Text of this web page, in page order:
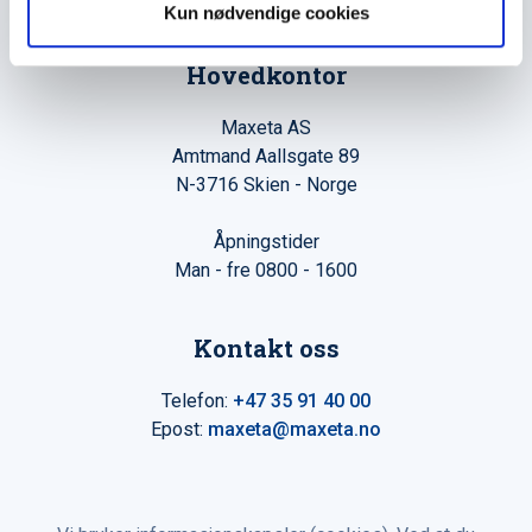
Kun nødvendige cookies
Hovedkontor
Maxeta AS
Amtmand Aallsgate 89
N-3716 Skien - Norge
Åpningstider
Man - fre 0800 - 1600
Kontakt oss
Telefon: +47 35 91 40 00
Epost: maxeta@maxeta.no